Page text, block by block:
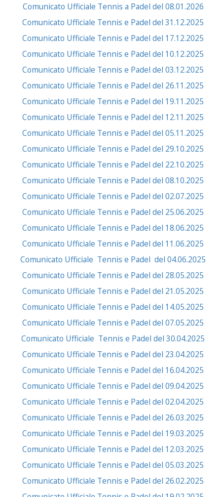
Comunicato Ufficiale Tennis a Padel del 08.01.2026
Comunicato Ufficiale Tennis e Padel del 31.12.2025
Comunicato Ufficiale Tennis e Padel del 17.12.2025
Comunicato Ufficiale Tennis e Padel del 10.12.2025
Comunicato Ufficiale Tennis e Padel del 03.12.2025
Comunicato Ufficiale Tennis e Padel del 26.11.2025
Comunicato Ufficiale Tennis e Padel del 19.11.2025
Comunicato Ufficiale Tennis e Padel del 12.11.2025
Comunicato Ufficiale Tennis e Padel del 05.11.2025
Comunicato Ufficiale Tennis e Padel del 29.10.2025
Comunicato Ufficiale Tennis e Padel del 22.10.2025
Comunicato Ufficiale Tennis e Padel del 08.10.2025
Comunicato Ufficiale Tennis e Padel del 02.07.2025
Comunicato Ufficiale Tennis e Padel del 25.06.2025
Comunicato Ufficiale Tennis e Padel del 18.06.2025
Comunicato Ufficiale Tennis e Padel del 11.06.2025
Comunicato Ufficiale Tennis e Padel del 04.06.2025
Comunicato Ufficiale Tennis e Padel del 28.05.2025
Comunicato Ufficiale Tennis e Padel del 21.05.2025
Comunicato Ufficiale Tennis e Padel del 14.05.2025
Comunicato Ufficiale Tennis e Padel del 07.05.2025
Comunicato Ufficiale Tennis e Padel del 30.04.2025
Comunicato Ufficiale Tennis e Padel del 23.04.2025
Comunicato Ufficiale Tennis e Padel del 16.04.2025
Comunicato Ufficiale Tennis e Padel del 09.04.2025
Comunicato Ufficiale Tennis e Padel del 02.04.2025
Comunicato Ufficiale Tennis e Padel del 26.03.2025
Comunicato Ufficiale Tennis e Padel del 19.03.2025
Comunicato Ufficiale Tennis e Padel del 12.03.2025
Comunicato Ufficiale Tennis e Padel del 05.03.2025
Comunicato Ufficiale Tennis e Padel del 26.02.2025